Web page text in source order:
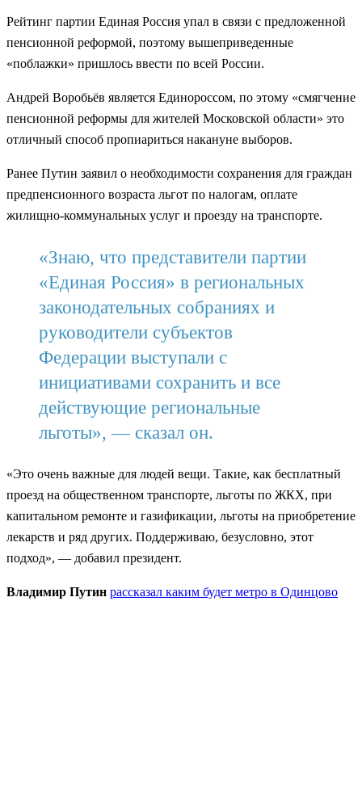
Рейтинг партии Единая Россия упал в связи с предложенной
пенсионной реформой, поэтому вышеприведенные
«поблажки» пришлось ввести по всей России.
Андрей Воробьёв является Единороссом, по этому «смягчение
пенсионной реформы для жителей Московской области» это
отличный способ пропиариться накануне выборов.
Ранее Путин заявил о необходимости сохранения для граждан
предпенсионного возраста льгот по налогам, оплате
жилищно-коммунальных услуг и проезду на транспорте.
«Знаю, что представители партии
«Единая Россия» в региональных
законодательных собраниях и
руководители субъектов
Федерации выступали с
инициативами сохранить и все
действующие региональные
льготы», — сказал он.
«Это очень важные для людей вещи. Такие, как бесплатный
проезд на общественном транспорте, льготы по ЖКХ, при
капитальном ремонте и газификации, льготы на приобретение
лекарств и ряд других. Поддерживаю, безусловно, этот
подход», — добавил президент.
Владимир Путин рассказал каким будет метро в Одинцово